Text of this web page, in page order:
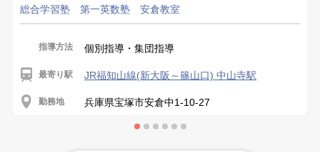
総合学習塾 第一英数塾 安倉教室
指導方法 個別指導・集団指導
最寄り駅 JR福知山線(新大阪～篠山口) 中山寺駅
勤務地 兵庫県宝塚市安倉中1-10-27